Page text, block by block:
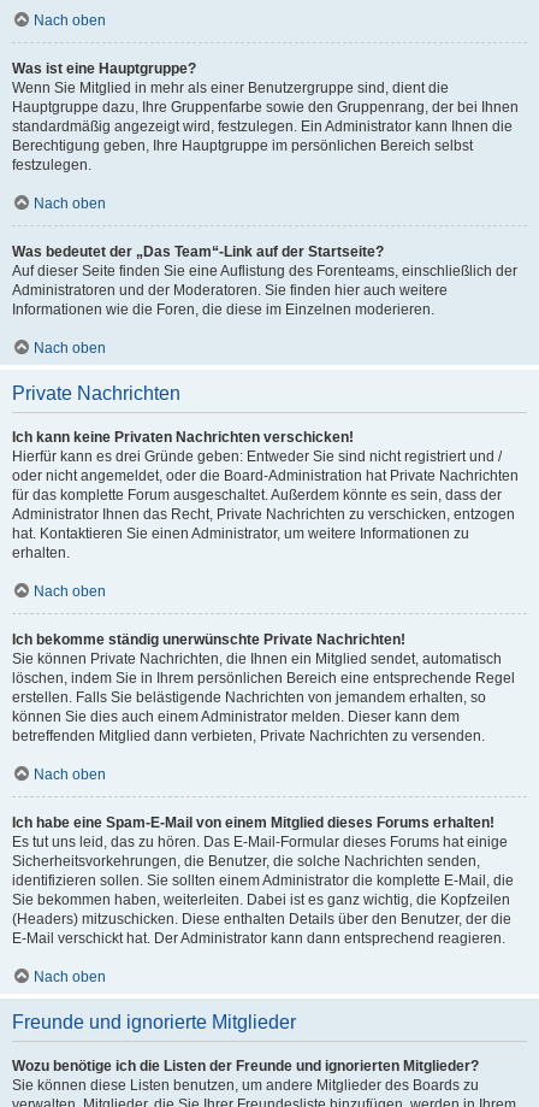
Nach oben
Was ist eine Hauptgruppe?
Wenn Sie Mitglied in mehr als einer Benutzergruppe sind, dient die
Hauptgruppe dazu, Ihre Gruppenfarbe sowie den Gruppenrang, der bei Ihnen
standardmäßig angezeigt wird, festzulegen. Ein Administrator kann Ihnen die
Berechtigung geben, Ihre Hauptgruppe im persönlichen Bereich selbst
festzulegen.
Nach oben
Was bedeutet der „Das Team“-Link auf der Startseite?
Auf dieser Seite finden Sie eine Auflistung des Forenteams, einschließlich der
Administratoren und der Moderatoren. Sie finden hier auch weitere
Informationen wie die Foren, die diese im Einzelnen moderieren.
Nach oben
Private Nachrichten
Ich kann keine Privaten Nachrichten verschicken!
Hierfür kann es drei Gründe geben: Entweder Sie sind nicht registriert und /
oder nicht angemeldet, oder die Board-Administration hat Private Nachrichten
für das komplette Forum ausgeschaltet. Außerdem könnte es sein, dass der
Administrator Ihnen das Recht, Private Nachrichten zu verschicken, entzogen
hat. Kontaktieren Sie einen Administrator, um weitere Informationen zu
erhalten.
Nach oben
Ich bekomme ständig unerwünschte Private Nachrichten!
Sie können Private Nachrichten, die Ihnen ein Mitglied sendet, automatisch
löschen, indem Sie in Ihrem persönlichen Bereich eine entsprechende Regel
erstellen. Falls Sie belästigende Nachrichten von jemandem erhalten, so
können Sie dies auch einem Administrator melden. Dieser kann dem
betreffenden Mitglied dann verbieten, Private Nachrichten zu versenden.
Nach oben
Ich habe eine Spam-E-Mail von einem Mitglied dieses Forums erhalten!
Es tut uns leid, das zu hören. Das E-Mail-Formular dieses Forums hat einige
Sicherheitsvorkehrungen, die Benutzer, die solche Nachrichten senden,
identifizieren sollen. Sie sollten einem Administrator die komplette E-Mail, die
Sie bekommen haben, weiterleiten. Dabei ist es ganz wichtig, die Kopfzeilen
(Headers) mitzuschicken. Diese enthalten Details über den Benutzer, der die
E-Mail verschickt hat. Der Administrator kann dann entsprechend reagieren.
Nach oben
Freunde und ignorierte Mitglieder
Wozu benötige ich die Listen der Freunde und ignorierten Mitglieder?
Sie können diese Listen benutzen, um andere Mitglieder des Boards zu